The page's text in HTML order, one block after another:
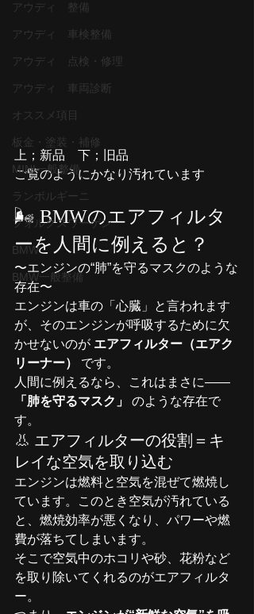
アウディ 整備
アウディ 車検整備
アウディ 点検・修理
アウディ 車両診断
オススメ項目
板金・塗装・補修
MINI一般整備
ランボルギーニ
フォルクスワーゲン
BMW
BMW一般整備
上；新品　下；旧品
ご覧のようにかなり汚れています
🌬️ BMWのエアフィルタ
ーを人間に例えると？
〜エンジンの“肺”を守るマスクのような
存在〜
エンジンは車の「心臓」と言われます
が、そのエンジンが呼吸するために欠
かせないのが エアフィルター（エアク
リーナー）
です。
人間に例えるなら、これはまさに——
「肺を守るマスク」
のような存在で
す。
👃 エアフィルターの役割＝キ
レイな空気を取り込む
エンジンは燃料と空気を混ぜて燃焼し
ています。このとき空気が汚れている
と、燃焼効率が悪くなり、パワーや燃
費が落ちてしまいます。
そこで空気中のホコリや砂、花粉など
を取り除いてくれるのがエアフィルタ
ー。